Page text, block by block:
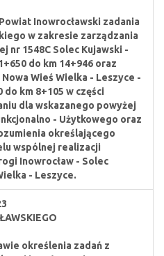
Inowrocławski zadania
w zakresie zarządzania
nr 1548C Solec Kujawski -
do km 14+946 oraz
Wieś Wielka - Leszyce -
do km 8+105 w części
dla wskazanego powyżej
- Użytkowego oraz
określającego
wspólnej realizacji
Inowrocław - Solec
- Leszyce.
określenia zadań z